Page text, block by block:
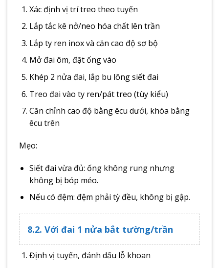
Xác định vị trí treo theo tuyến
Lắp tắc kê nở/neo hóa chất lên trần
Lắp ty ren inox và căn cao độ sơ bộ
Mở đai ôm, đặt ống vào
Khép 2 nửa đai, lắp bu lông siết đai
Treo đai vào ty ren/pát treo (tùy kiểu)
Căn chỉnh cao độ bằng êcu dưới, khóa bằng
êcu trên
Mẹo:
Siết đai vừa đủ: ống không rung nhưng
không bị bóp méo.
Nếu có đệm: đệm phải tỳ đều, không bị gập.
8.2. Với đai 1 nửa bắt tường/trần
Định vị tuyến, đánh dấu lỗ khoan